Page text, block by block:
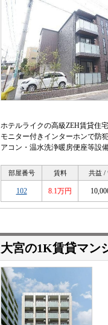
ホテルライクの高級ZEH賃貸住
モニター付きインターホンで防
アコン・温水洗浄暖房便座等設
部屋番号 賃料 共益 /
102 8.1万円
大宮の1K賃貸マン